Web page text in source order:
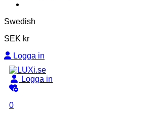
Swedish
SEK kr
Logga in
Logga in
0